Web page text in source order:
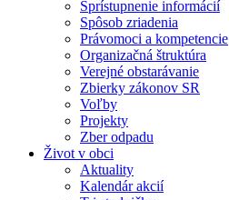
Sprístupnenie informácií
Spôsob zriadenia
Právomoci a kompetencie
Organizačná štruktúra
Verejné obstarávanie
Zbierky zákonov SR
Voľby
Projekty
Zber odpadu
Život v obci
Aktuality
Kalendár akcií